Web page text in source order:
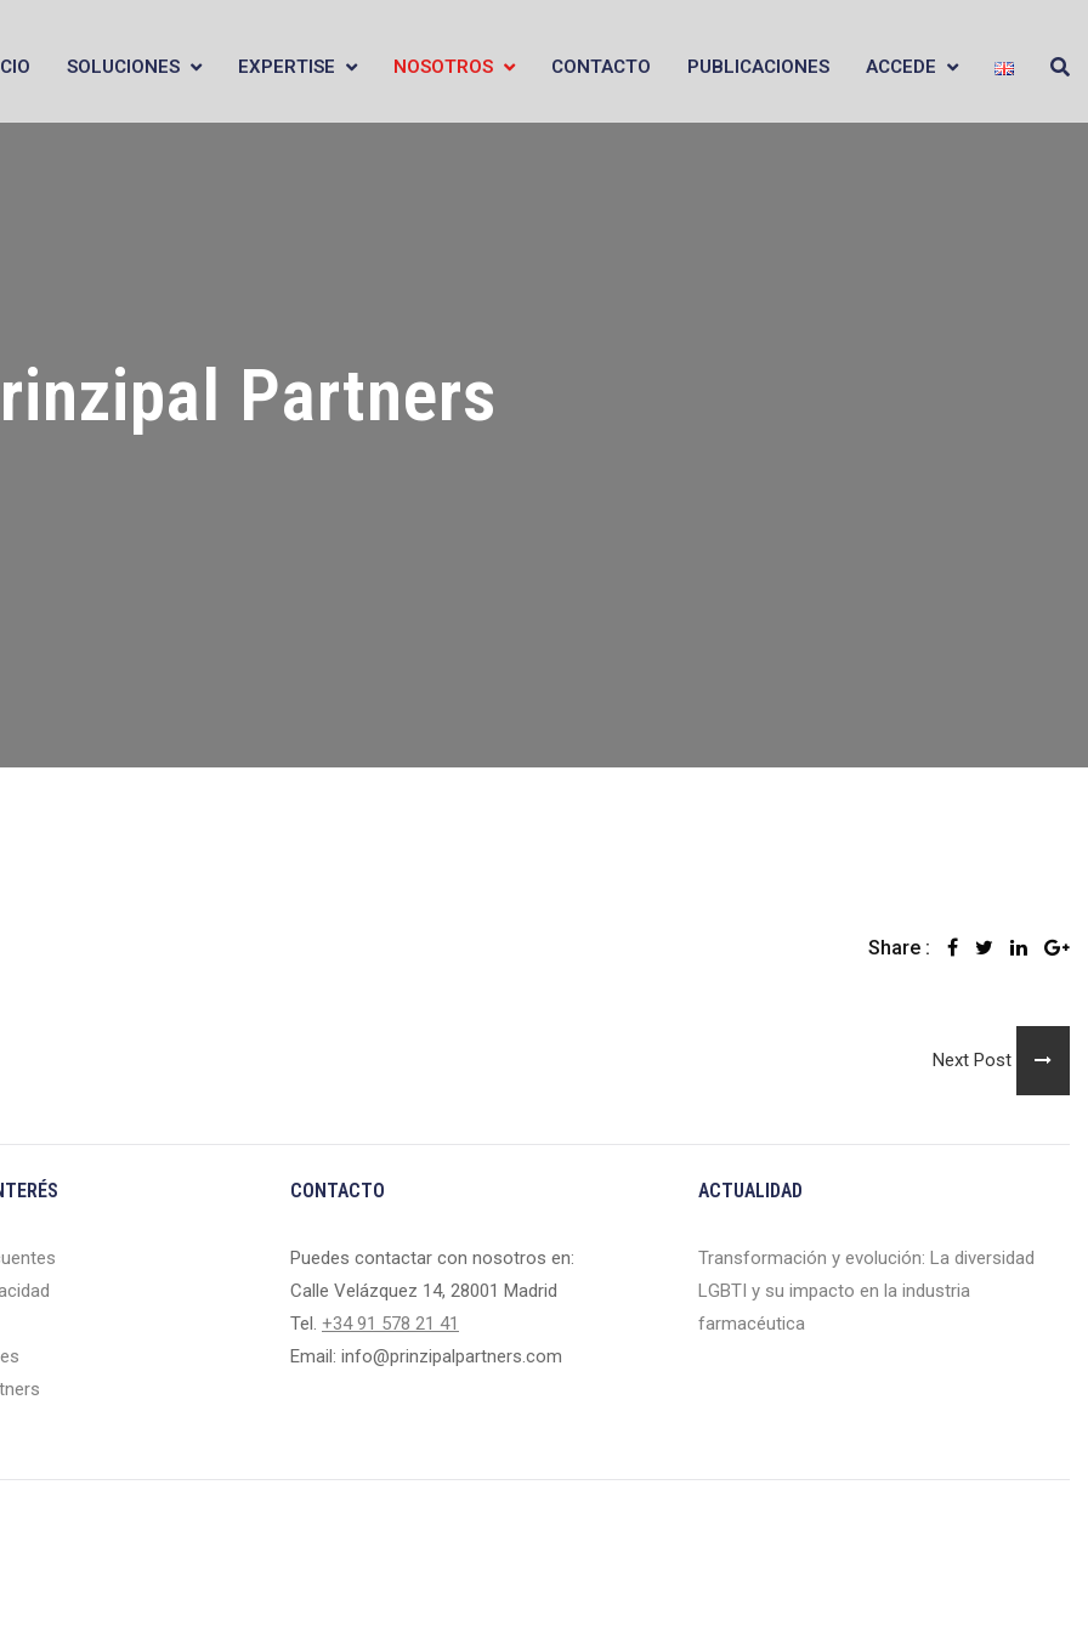
SOLUCIONES EXPERTISE NOSOTROS CONTACTO PUBLICACIONES ACCEDE
Partners
Share :
Next Post
CONTACTO
Puedes contactar con nosotros en:
Calle Velázquez 14, 28001 Madrid
Tel. +34 91 578 21 41
Email: info@prinzipalpartners.com
ACTUALIDAD
Transformación y evolución: La diversidad
LGBTI y su impacto en la industria
farmacéutica